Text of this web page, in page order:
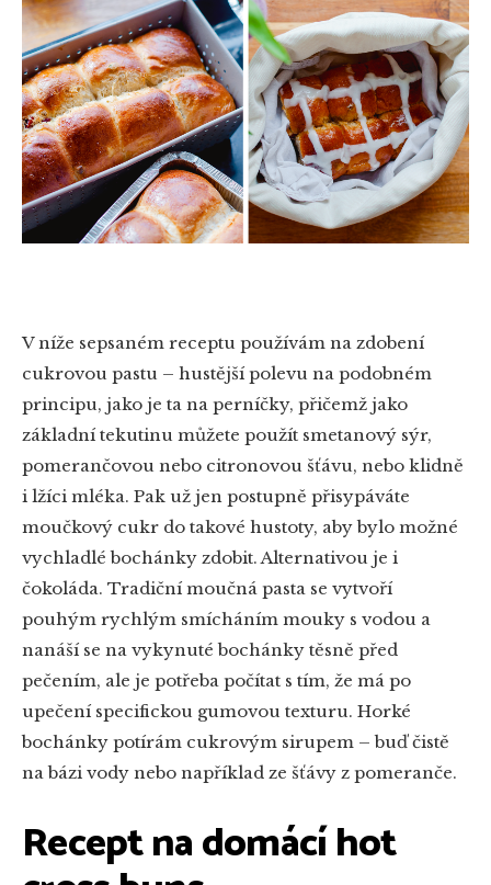
V níže sepsaném receptu používám na zdobení
cukrovou pastu – hustější polevu na podobném
principu, jako je ta na perníčky, přičemž jako
základní tekutinu můžete použít smetanový sýr,
pomerančovou nebo citronovou šťávu, nebo klidně
i lžíci mléka. Pak už jen postupně přisypáváte
moučkový cukr do takové hustoty, aby bylo možné
vychladlé bochánky zdobit. Alternativou je i
čokoláda. Tradiční moučná pasta se vytvoří
pouhým rychlým smícháním mouky s vodou a
nanáší se na vykynuté bochánky těsně před
pečením, ale je potřeba počítat s tím, že má po
upečení specifickou gumovou texturu. Horké
bochánky potírám cukrovým sirupem – buď čistě
na bázi vody nebo například ze šťávy z pomeranče.
Recept na domácí hot